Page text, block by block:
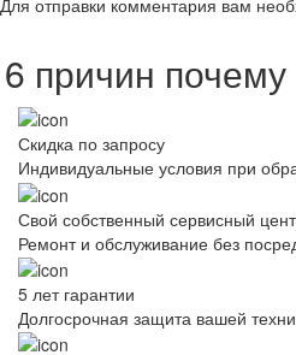
6 причин
Скидка по запросу
Индивидуальные условия при
Свой собственный сервисный
Ремонт и обслуживание без
5 лет гарантии
Долгосрочная защита вашей